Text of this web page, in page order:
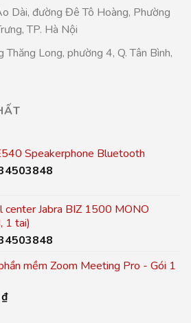
Dài, đường Đê Tô Hoàng, Phường
TP. Hà Nội
Long, phường 4, Q. Tân Bình,
Speakerphone Bluetooth
center Jabra BIZ 1500 MONO
1 tai)
mềm Zoom Meeting Pro - Gói 1
₫